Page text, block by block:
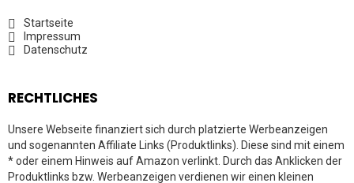
Startseite
Impressum
Datenschutz
RECHTLICHES
Unsere Webseite finanziert sich durch platzierte Werbeanzeigen
und sogenannten Affiliate Links (Produktlinks). Diese sind mit einem
* oder einem Hinweis auf Amazon verlinkt. Durch das Anklicken der
Produktlinks bzw. Werbeanzeigen verdienen wir einen kleinen